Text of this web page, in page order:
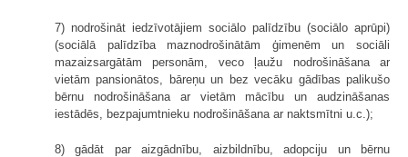
7) nodrošināt iedzīvotājiem sociālo palīdzību (sociālo aprūpi)
(sociālā palīdzība maznodrošinātām ģimenēm un sociāli
mazaizsargātām personām, veco ļaužu nodrošināšana ar
vietām pansionātos, bāreņu un bez vecāku gādības palikušo
bērnu nodrošināšana ar vietām mācību un audzināšanas
iestādēs, bezpajumtnieku nodrošināšana ar naktsmītni u.c.);
8) gādāt par aizgādnību, aizbildnību, adopciju un bērnu